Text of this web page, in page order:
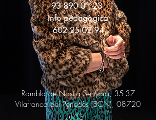
93 890 01 23
Info pedagògica
602 25 02 94
Rambla de Nostra Senyora, 35-37
Vilafranca del Penedès (BCN), 08720